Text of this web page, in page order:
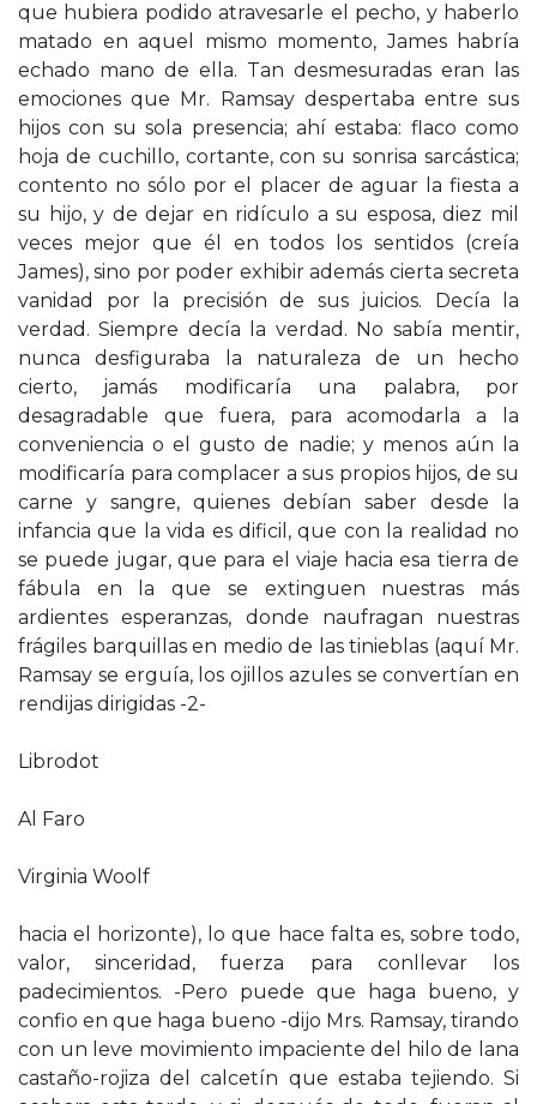
que hubiera podido atravesarle el pecho, y haberlo
matado en aquel mismo momento, James habría
echado mano de ella. Tan desmesuradas eran las
emociones que Mr. Ramsay despertaba entre sus
hijos con su sola presencia; ahí estaba: flaco como
hoja de cuchillo, cortante, con su sonrisa sarcástica;
contento no sólo por el placer de aguar la fiesta a
su hijo, y de dejar en ridículo a su esposa, diez mil
veces mejor que él en todos los sentidos (creía
James), sino por poder exhibir además cierta secreta
vanidad por la precisión de sus juicios. Decía la
verdad. Siempre decía la verdad. No sabía mentir,
nunca desfiguraba la naturaleza de un hecho
cierto, jamás modificaría una palabra, por
desagradable que fuera, para acomodarla a la
conveniencia o el gusto de nadie; y menos aún la
modificaría para complacer a sus propios hijos, de su
carne y sangre, quienes debían saber desde la
infancia que la vida es dificil, que con la realidad no
se puede jugar, que para el viaje hacia esa tierra de
fábula en la que se extinguen nuestras más
ardientes esperanzas, donde naufragan nuestras
frágiles barquillas en medio de las tinieblas (aquí Mr.
Ramsay se erguía, los ojillos azules se convertían en
rendijas dirigidas -2-
Librodot
Al Faro
Virginia Woolf
hacia el horizonte), lo que hace falta es, sobre todo,
valor, sinceridad, fuerza para conllevar los
padecimientos. -Pero puede que haga bueno, y
confio en que haga bueno -dijo Mrs. Ramsay, tirando
con un leve movimiento impaciente del hilo de lana
castaño-rojiza del calcetín que estaba tejiendo. Si